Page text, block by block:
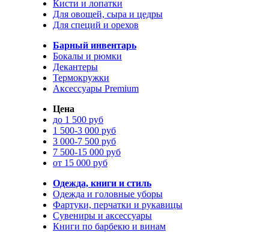
Кисти и лопатки
Для овощей, сыра и цедры
Для специй и орехов
Барный инвентарь
Бокалы и рюмки
Декантеры
Термокружки
Аксессуары Premium
Цена
до 1 500 руб
1 500-3 000 руб
3 000-7 500 руб
7 500-15 000 руб
от 15 000 руб
Одежда, книги и стиль
Одежда и головные уборы
Фартуки, перчатки и рукавицы
Сувениры и аксессуары
Книги по барбекю и винам